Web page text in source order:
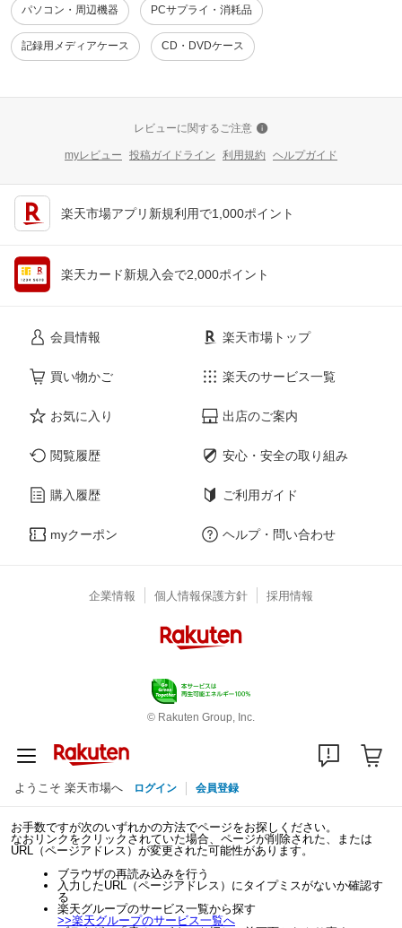
パソコン・周辺機器 PCサプライ・消耗品
記録用メディアケース CD・DVDケース
レビューに関するご注意
myレビュー 投稿ガイドライン 利用規約 ヘルプガイド
楽天市場アプリ新規利用で1,000ポイント
楽天カード新規入会で2,000ポイント
会員情報
買い物かご
お気に入り
閲覧履歴
購入履歴
myクーポン
楽天市場トップ
楽天のサービス一覧
出店のご案内
安心・安全の取り組み
ご利用ガイド
ヘルプ・問い合わせ
企業情報 個人情報保護方針 採用情報
© Rakuten Group, Inc.
ようこそ 楽天市場へ ログイン 会員登録
お手数ですが次のいずれかの方法でページをお探しください。
なおリンクをクリックされていた場合、ページが削除された、または
URL（ページアドレス）が変更された可能性があります。
ブラウザの再読み込みを行う
入力したURL（ページアドレス）にタイプミスがないか確認す
る
楽天グループのサービス一覧から探す
>>楽天グループのサービス一覧へ